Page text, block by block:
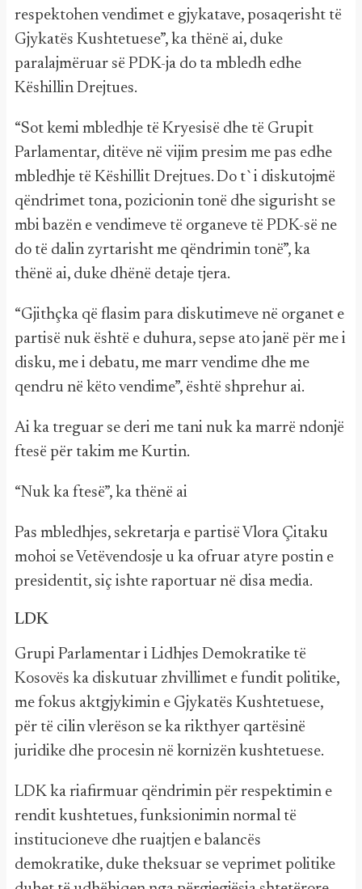
respektohen vendimet e gjykatave, posaqerisht të
Gjykatës Kushtetuese”, ka thënë ai, duke
paralajmëruar së PDK-ja do ta mbledh edhe
Këshillin Drejtues.
“Sot kemi mbledhje të Kryesisë dhe të Grupit
Parlamentar, ditëve në vijim presim me pas edhe
mbledhje të Këshillit Drejtues. Do t`i diskutojmë
qëndrimet tona, pozicionin tonë dhe sigurisht se
mbi bazën e vendimeve të organeve të PDK-së ne
do të dalin zyrtarisht me qëndrimin tonë”, ka
thënë ai, duke dhënë detaje tjera.
“Gjithçka që flasim para diskutimeve në organet e
partisë nuk është e duhura, sepse ato janë për me i
disku, me i debatu, me marr vendime dhe me
qendru në këto vendime”, është shprehur ai.
Ai ka treguar se deri me tani nuk ka marrë ndonjë
ftesë për takim me Kurtin.
“Nuk ka ftesë”, ka thënë ai
Pas mbledhjes, sekretarja e partisë Vlora Çitaku
mohoi se Vetëvendosje u ka ofruar atyre postin e
presidentit, siç ishte raportuar në disa media.
LDK
Grupi Parlamentar i Lidhjes Demokratike të
Kosovës ka diskutuar zhvillimet e fundit politike,
me fokus aktgjykimin e Gjykatës Kushtetuese,
për të cilin vlerëson se ka rikthyer qartësinë
juridike dhe procesin në kornizën kushtetuese.
LDK ka riafirmuar qëndrimin për respektimin e
rendit kushtetues, funksionimin normal të
institucioneve dhe ruajtjen e balancës
demokratike, duke theksuar se veprimet politike